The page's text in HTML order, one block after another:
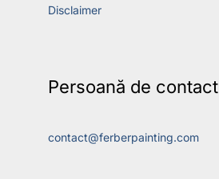
Disclaimer
Persoană de contact
contact@ferberpainting.com